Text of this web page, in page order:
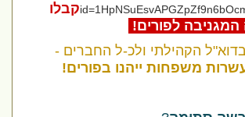
קבלו
לפורים!
הקהילתי ולכ-ל החברים -
משפחות ייהנו בפורים!